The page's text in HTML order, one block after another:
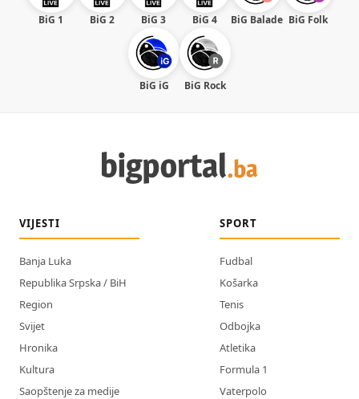
BiG 1 BiG 2 BiG 3 BiG 4 BiG Balade BiG Folk
BiG iG BiG Rock
VIJESTI
Banja Luka
Republika Srpska / BiH
Region
Svijet
Hronika
Kultura
Saopštenje za medije
SPORT
Fudbal
Košarka
Tenis
Odbojka
Atletika
Formula 1
Vaterpolo